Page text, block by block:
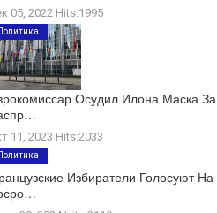
05, 2022 Hits:1995
Осудил Илона Маска За
11, 2023 Hits:2033
Политика
Избиратели Голосуют На
Политика